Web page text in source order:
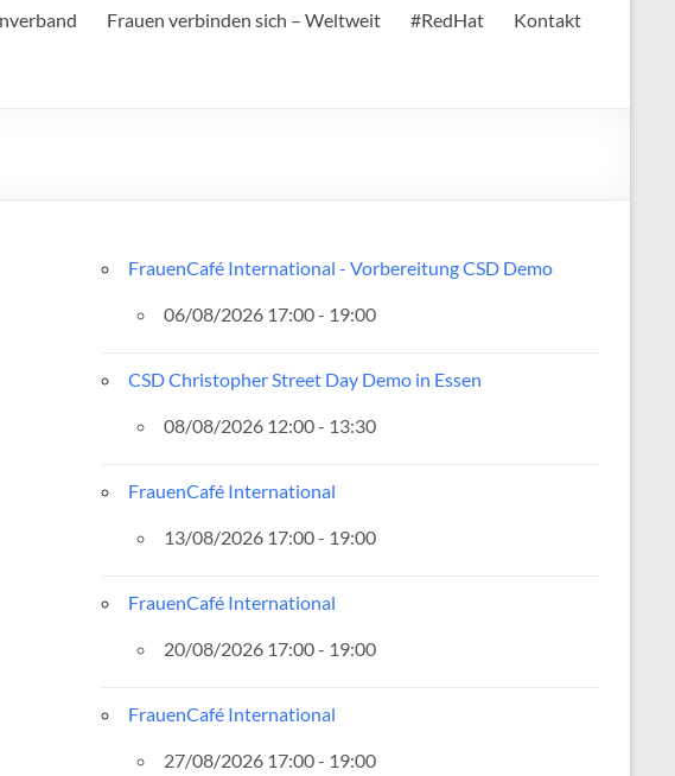
Frauen verbinden sich – Weltweit #RedHat
Kontakt
FrauenCafé International - Vorbereitung CSD Demo
06/08/2026 17:00 - 19:00
CSD Christopher Street Day Demo in Essen
08/08/2026 12:00 - 13:30
FrauenCafé International
13/08/2026 17:00 - 19:00
FrauenCafé International
20/08/2026 17:00 - 19:00
FrauenCafé International
27/08/2026 17:00 - 19:00